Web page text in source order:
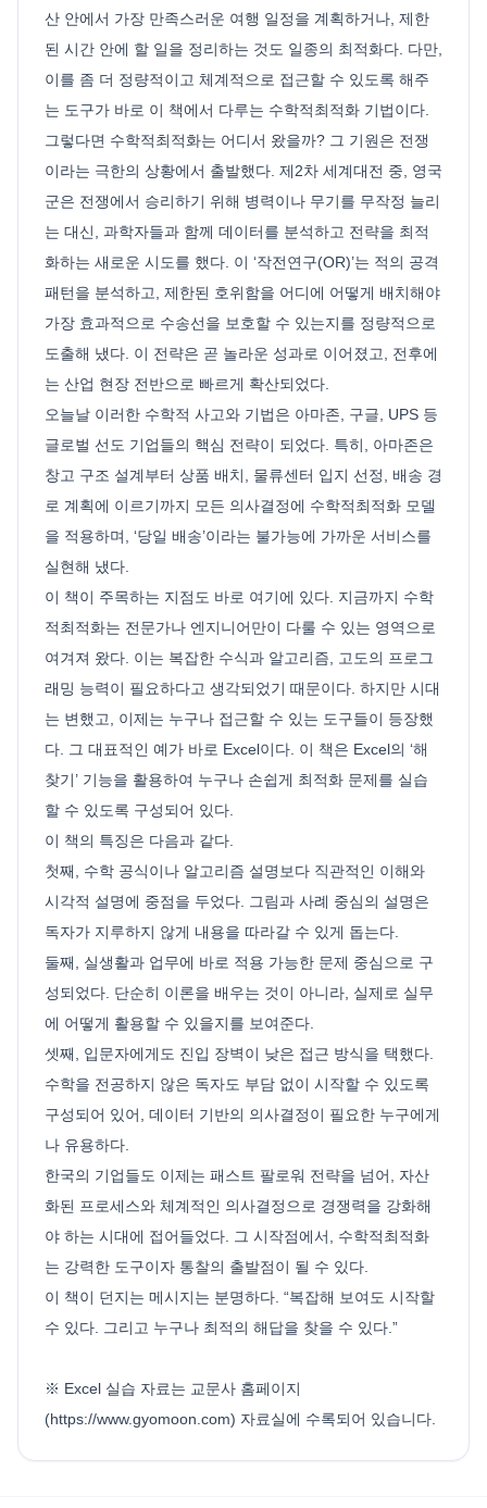
산 안에서 가장 만족스러운 여행 일정을 계획하거나, 제한
된 시간 안에 할 일을 정리하는 것도 일종의 최적화다. 다만,
이를 좀 더 정량적이고 체계적으로 접근할 수 있도록 해주
는 도구가 바로 이 책에서 다루는 수학적최적화 기법이다.
그렇다면 수학적최적화는 어디서 왔을까? 그 기원은 전쟁
이라는 극한의 상황에서 출발했다. 제2차 세계대전 중, 영국
군은 전쟁에서 승리하기 위해 병력이나 무기를 무작정 늘리
는 대신, 과학자들과 함께 데이터를 분석하고 전략을 최적
화하는 새로운 시도를 했다. 이 ‘작전연구(OR)’는 적의 공격
패턴을 분석하고, 제한된 호위함을 어디에 어떻게 배치해야
가장 효과적으로 수송선을 보호할 수 있는지를 정량적으로
도출해 냈다. 이 전략은 곧 놀라운 성과로 이어졌고, 전후에
는 산업 현장 전반으로 빠르게 확산되었다.
오늘날 이러한 수학적 사고와 기법은 아마존, 구글, UPS 등
글로벌 선도 기업들의 핵심 전략이 되었다. 특히, 아마존은
창고 구조 설계부터 상품 배치, 물류센터 입지 선정, 배송 경
로 계획에 이르기까지 모든 의사결정에 수학적최적화 모델
을 적용하며, ‘당일 배송’이라는 불가능에 가까운 서비스를
실현해 냈다.
이 책이 주목하는 지점도 바로 여기에 있다. 지금까지 수학
적최적화는 전문가나 엔지니어만이 다룰 수 있는 영역으로
여겨져 왔다. 이는 복잡한 수식과 알고리즘, 고도의 프로그
래밍 능력이 필요하다고 생각되었기 때문이다. 하지만 시대
는 변했고, 이제는 누구나 접근할 수 있는 도구들이 등장했
다. 그 대표적인 예가 바로 Excel이다. 이 책은 Excel의 ‘해
찾기’ 기능을 활용하여 누구나 손쉽게 최적화 문제를 실습
할 수 있도록 구성되어 있다.
이 책의 특징은 다음과 같다.
첫째, 수학 공식이나 알고리즘 설명보다 직관적인 이해와
시각적 설명에 중점을 두었다. 그림과 사례 중심의 설명은
독자가 지루하지 않게 내용을 따라갈 수 있게 돕는다.
둘째, 실생활과 업무에 바로 적용 가능한 문제 중심으로 구
성되었다. 단순히 이론을 배우는 것이 아니라, 실제로 실무
에 어떻게 활용할 수 있을지를 보여준다.
셋째, 입문자에게도 진입 장벽이 낮은 접근 방식을 택했다.
수학을 전공하지 않은 독자도 부담 없이 시작할 수 있도록
구성되어 있어, 데이터 기반의 의사결정이 필요한 누구에게
나 유용하다.
한국의 기업들도 이제는 패스트 팔로워 전략을 넘어, 자산
화된 프로세스와 체계적인 의사결정으로 경쟁력을 강화해
야 하는 시대에 접어들었다. 그 시작점에서, 수학적최적화
는 강력한 도구이자 통찰의 출발점이 될 수 있다.
이 책이 던지는 메시지는 분명하다. “복잡해 보여도 시작할
수 있다. 그리고 누구나 최적의 해답을 찾을 수 있다.”
※ Excel 실습 자료는 교문사 홈페이지
(https://www.gyomoon.com) 자료실에 수록되어 있습니다.